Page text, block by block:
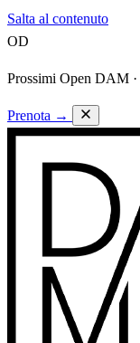
Salta al contenuto
OD
Prossimi Open DAM ·
Prenota →